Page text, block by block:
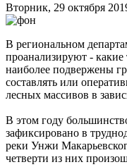
Вторник, 29 октября
В региональном
проанализируют - какие
наиболее подвержены
составлять или
лесных массивов в
В этом году
зафиксировано в
реки Унжи
четверти из них